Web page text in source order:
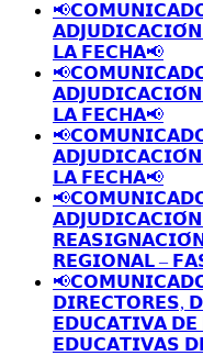
📢𝗖𝗢𝗠𝗨𝗡𝗜𝗖𝗔𝗗𝗢
𝗟𝗔 𝗙𝗘𝗖𝗛𝗔📢
📢𝗖𝗢𝗠𝗨𝗡𝗜𝗖𝗔𝗗𝗢
𝗟𝗔 𝗙𝗘𝗖𝗛𝗔📢
📢𝗖𝗢𝗠𝗨𝗡𝗜𝗖𝗔𝗗𝗢
𝗟𝗔 𝗙𝗘𝗖𝗛𝗔📢
📢𝗖𝗢𝗠𝗨𝗡𝗜𝗖𝗔𝗗𝗢
𝗥𝗘𝗚𝗜𝗢𝗡𝗔𝗟 –
📢𝗖𝗢𝗠𝗨𝗡𝗜𝗖𝗔𝗗𝗢
𝗗𝗜𝗥𝗘𝗖𝗧𝗢𝗥𝗘𝗦,
𝗘𝗗𝗨𝗖𝗔𝗧𝗜𝗩𝗔 𝗗𝗘
𝗘𝗗𝗨𝗖𝗔𝗧𝗜𝗩𝗔𝗦